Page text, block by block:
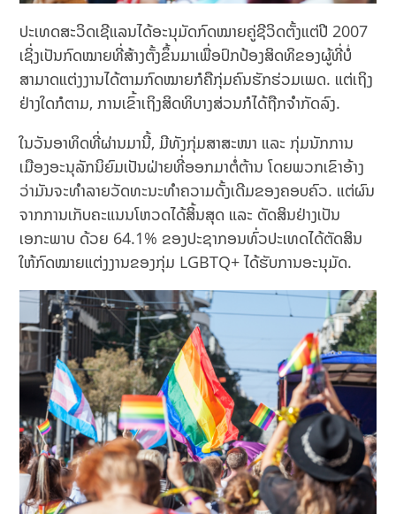
ປະເທດສະວິດເຊີແລນໄດ້ອະນຸມັດກົດໝາຍຄູ່ຊີວິດຕັ້ງແຕ່ປີ 2007
ເຊິ່ງເປັນກົດໝາຍທີ່ສ້າງຕັ້ງຂຶ້ນມາເພື່ອປົກປ້ອງສິດທິຂອງຜູ້ທີ່ບໍ່
ສາມາດແຕ່ງງານໄດ້ຕາມກົດໝາຍກໍຄືກຸ່ມຄົນຮັກຮ່ວມເພດ. ແຕ່ເຖິງ
ຢ່າງໃດກໍຕາມ, ການເຂົ້າເຖິງສິດທິບາງສ່ວນກໍໄດ້ຖືກຈຳກັດລົງ.
ໃນວັນອາທິດທີ່ຜ່ານມານີ້, ມີທັງກຸ່ມສາສະໜາ ແລະ ກຸ່ມນັກການ
ເມືອງອະນຸລັກນິຍົມເປັນຝ່າຍທີ່ອອກມາຕໍ່ຕ້ານ ໂດຍພວກເຂົາອ້າງ
ວ່າມັນຈະທຳລາຍວັດທະນະທຳຄວາມດັ້ງເດີມຂອງຄອບຄົວ. ແຕ່ຜົນ
ຈາກການເກັບຄະແນນໂຫວດໄດ້ສິ້ນສຸດ ແລະ ຕັດສິນຢ່າງເປັນ
ເອກະພາບ ດ້ວຍ 64.1% ຂອງປະຊາກອນທົ່ວປະເທດໄດ້ຕັດສິນ
ໃຫ້ກົດໝາຍແຕ່ງງານຂອງກຸ່ມ LGBTQ+ ໄດ້ຮັບການອະນຸມັດ.